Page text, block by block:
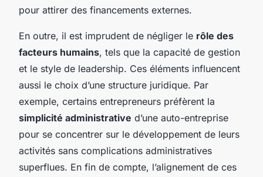
pour attirer des financements externes.
En outre, il est imprudent de négliger le rôle des
facteurs humains, tels que la capacité de gestion
et le style de leadership. Ces éléments influencent
aussi le choix d’une structure juridique. Par
exemple, certains entrepreneurs préfèrent la
simplicité administrative d’une auto-entreprise
pour se concentrer sur le développement de leurs
activités sans complications administratives
superflues. En fin de compte, l’alignement de ces